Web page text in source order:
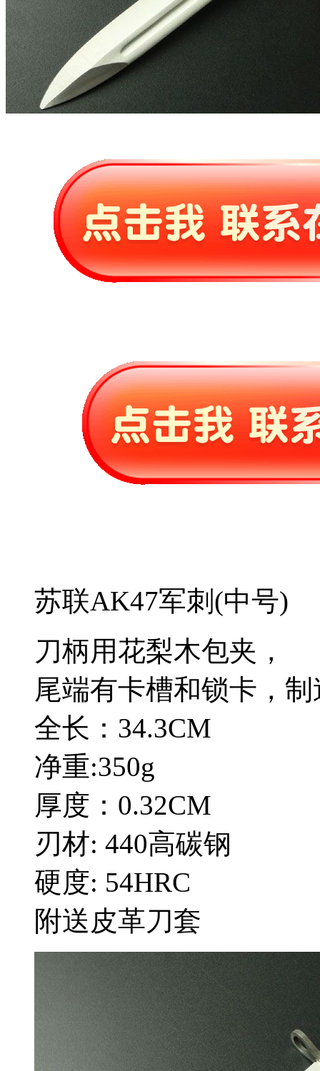
苏联AK47军刺(中号)
刀柄用花梨木包夹，
尾端有卡槽和锁卡，
全长：34.3CM
净重:350g
厚度：0.32CM
刃材: 440高碳钢
硬度: 54HRC
附送皮革刀套